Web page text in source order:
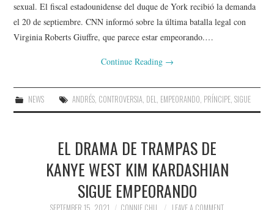
sexual. El fiscal estadounidense del duque de York recibió la demanda
el 20 de septiembre. CNN informó sobre la última batalla legal con
Virginia Roberts Giuffre, que parece estar empeorando.…
Continue Reading →
NEWS ANDRÉS, CONTROVERSIA, DEL, EMPEORANDO, PRÍNCIPE, SIGUE
EL DRAMA DE TRAMPAS DE
KANYE WEST KIM KARDASHIAN
SIGUE EMPEORANDO